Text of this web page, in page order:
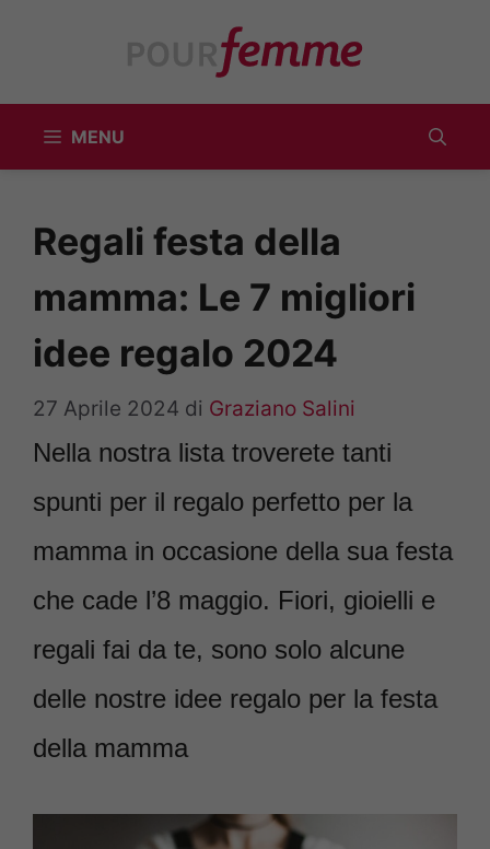
MENU
Regali festa della
mamma: Le 7 migliori
idee regalo 2024
27 Aprile 2024 di Graziano Salini
Nella nostra lista troverete tanti
spunti per il regalo perfetto per la
mamma in occasione della sua festa
che cade l’8 maggio. Fiori, gioielli e
regali fai da te, sono solo alcune
delle nostre idee regalo per la festa
della mamma